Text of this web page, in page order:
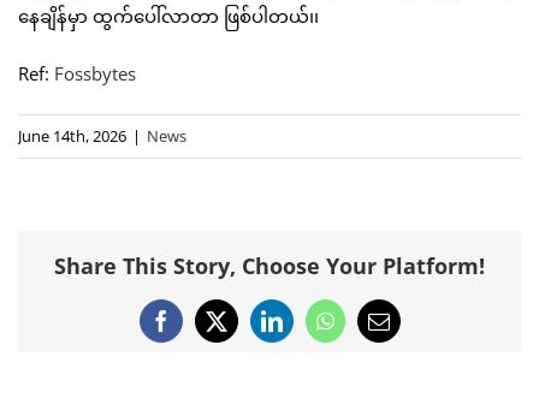
နေချိန်မှာ ထွက်ပေါ်လာတာ ဖြစ်ပါတယ်၊၊
Ref: Fossbytes
June 14th, 2026 | News
Share This Story, Choose Your Platform!
Facebook
X LinkedInWhatsApp
Email